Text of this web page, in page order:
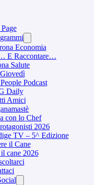
Economia
E Raccontare…
Salute
Podcast
Daily
Amici
con lo Chef
2026
TV – 5^ Edizione
il Cane
cane 2026